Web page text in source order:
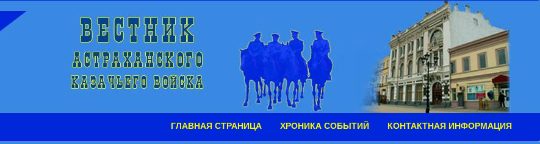
ГЛАВНАЯ СТРАНИЦА ХРОНИКА СОБЫТИЙ КОНТАКТНАЯ ИНФОРМАЦИЯ